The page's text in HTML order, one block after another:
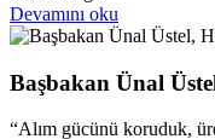
Devamını oku
Başbakan Ünal
“Alım gücünü koruduk,